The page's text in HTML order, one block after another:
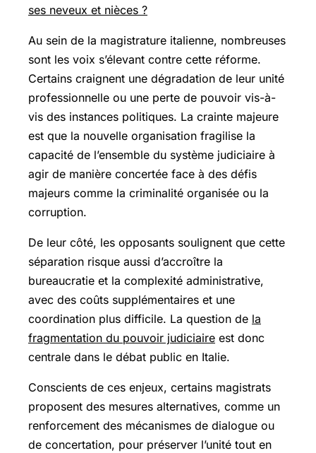
ses neveux et nièces ?
Au sein de la magistrature italienne, nombreuses
sont les voix s’élevant contre cette réforme.
Certains craignent une dégradation de leur unité
professionnelle ou une perte de pouvoir vis-à-
vis des instances politiques. La crainte majeure
est que la nouvelle organisation fragilise la
capacité de l’ensemble du système judiciaire à
agir de manière concertée face à des défis
majeurs comme la criminalité organisée ou la
corruption.
De leur côté, les opposants soulignent que cette
séparation risque aussi d’accroître la
bureaucratie et la complexité administrative,
avec des coûts supplémentaires et une
coordination plus difficile. La question de la
fragmentation du pouvoir judiciaire est donc
centrale dans le débat public en Italie.
Conscients de ces enjeux, certains magistrats
proposent des mesures alternatives, comme un
renforcement des mécanismes de dialogue ou
de concertation, pour préserver l’unité tout en